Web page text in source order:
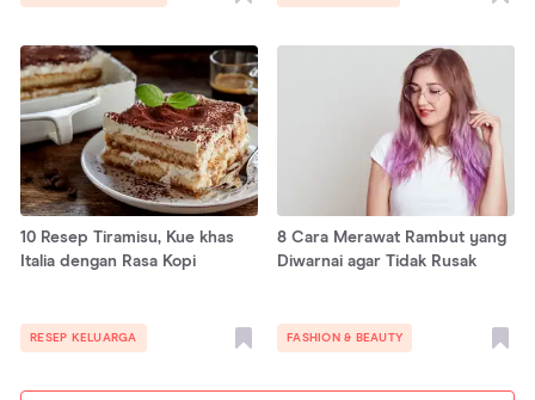
10 Resep Tiramisu, Kue khas
Italia dengan Rasa Kopi
RESEP KELUARGA
8 Cara Merawat Rambut yang
Diwarnai agar Tidak Rusak
FASHION & BEAUTY